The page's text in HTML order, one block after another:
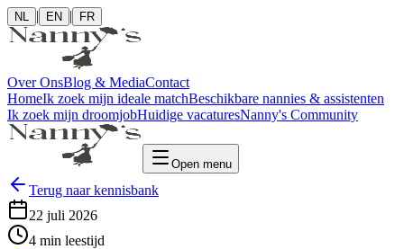
NL | EN | FR
Over OnsBlog & MediaContact
HomeIk zoek mijn ideale matchBeschikbare nannies & assistenten
Ik zoek mijn droomjobHuidige vacaturesNanny's Community
Open menu
Terug naar kennisbank
22 juli 2026
4 min leestijd